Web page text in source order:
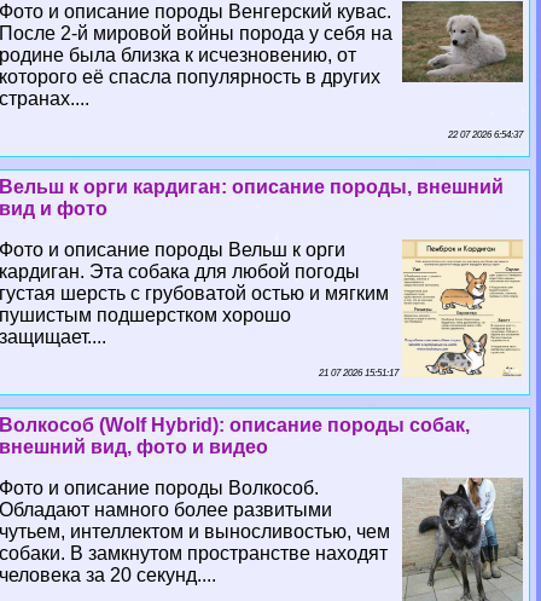
Фото и описание породы Венгерский кувас.
После 2-й мировой войны порода у себя на
родине была близка к исчезновению, от
которого её спасла популярность в других
странах....
22 07 2026 6:54:37
Вельш к opги кардиган: описание породы, внешний
вид и фото
Фото и описание породы Вельш к opги
кардиган. Эта собака для любой погоды
густая шерсть с грубоватой остью и мягким
пушистым подшерстком хорошо
защищает....
21 07 2026 15:51:17
Волкособ (Wolf Hybrid): описание породы собак,
внешний вид, фото и видео
Фото и описание породы Волкособ.
Обладают намного более развитыми
чутьем, интеллектом и выносливостью, чем
собаки. В замкнутом прострaнcтве находят
человека за 20 секунд....